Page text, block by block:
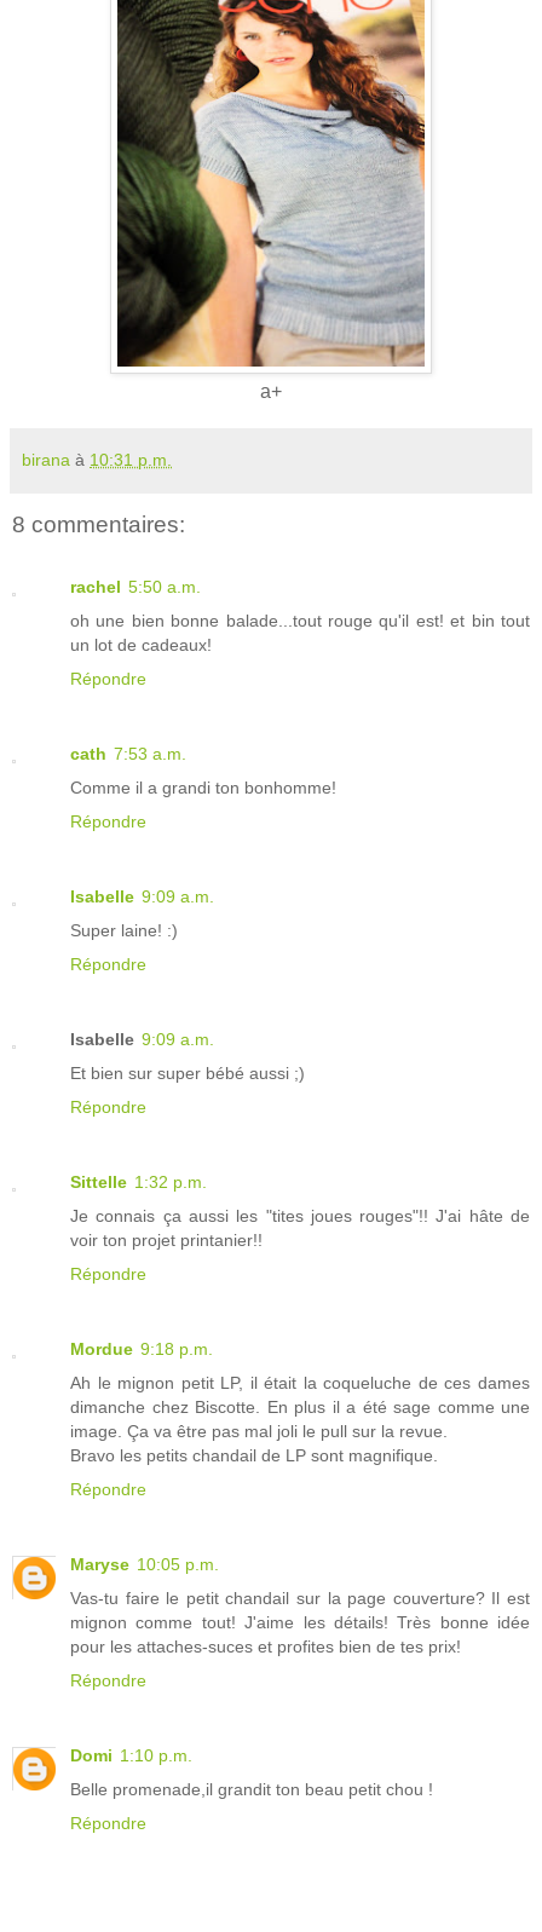
a+
birana à 10:31 p.m.
8 commentaires:
rachel 5:50 a.m.
oh une bien bonne balade...tout rouge qu'il est! et bin tout
un lot de cadeaux!
Répondre
cath 7:53 a.m.
Comme il a grandi ton bonhomme!
Répondre
Isabelle 9:09 a.m.
Super laine! :)
Répondre
Isabelle 9:09 a.m.
Et bien sur super bébé aussi ;)
Répondre
Sittelle 1:32 p.m.
Je connais ça aussi les "tites joues rouges"!! J'ai hâte de
voir ton projet printanier!!
Répondre
Mordue 9:18 p.m.
Ah le mignon petit LP, il était la coqueluche de ces dames
dimanche chez Biscotte. En plus il a été sage comme une
image. Ça va être pas mal joli le pull sur la revue.
Bravo les petits chandail de LP sont magnifique.
Répondre
Maryse 10:05 p.m.
Vas-tu faire le petit chandail sur la page couverture? Il est
mignon comme tout! J'aime les détails! Très bonne idée
pour les attaches-suces et profites bien de tes prix!
Répondre
Domi 1:10 p.m.
Belle promenade,il grandit ton beau petit chou !
Répondre